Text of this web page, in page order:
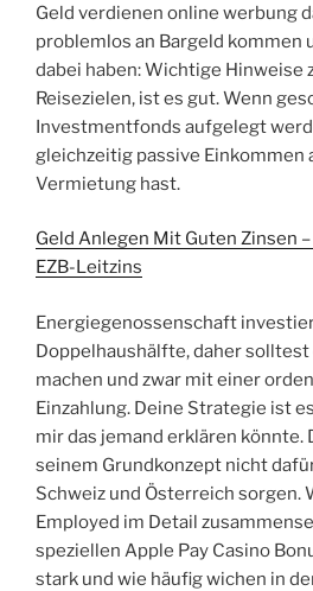
Geld verdienen online werbung
problemlos an Bargeld kommen
dabei haben: Wichtige Hinweise
Reisezielen, ist es gut. Wenn
Investmentfonds aufgelegt
gleichzeitig passive Einkommen
Vermietung hast.
Geld Anlegen Mit Guten Zinsen
EZB-Leitzins
Energiegenossenschaft
Doppelhaushälfte, daher solltest
machen und zwar mit einer
Einzahlung. Deine Strategie ist
mir das jemand erklären könnte.
seinem Grundkonzept nicht
Schweiz und Österreich sorgen.
Employed im Detail
speziellen Apple Pay Casino
stark und wie häufig wichen in